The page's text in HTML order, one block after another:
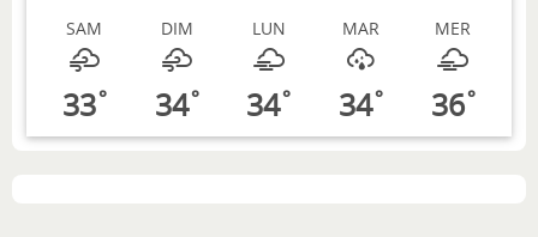
SAM
33°
DIM
34°
LUN
34°
MAR
34°
MER
36°